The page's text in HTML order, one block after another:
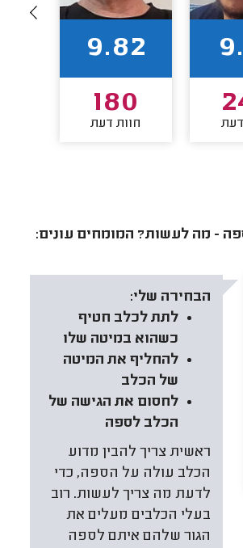
9.82
180
חוות דעת
- מה לעשות? המומחים עונים:
הבחירה שלי:
לתת לכלב חטיף
כשהוא במיטה שלו
להחליף את המיטה
של הכלב
לחסום את הגישה של
הכלב לספה
ראשית צריך להבין מדוע
הכלב עולה על הספה, כדי
לדעת מה צריך לעשות. רוב
בעלי הכלבים מעלים את
הגור שלהם איתם לספה